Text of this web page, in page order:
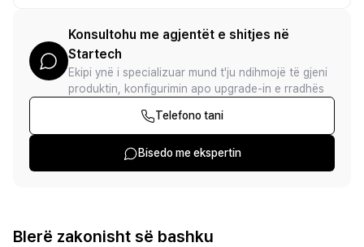
Konsultohu me agjentët e shitjes në
Startech
Ekipi ynë i specializuar mund t'ju ndihmojë të gjeni
produktin, konfigurimin apo upgrade-in e rradhës
Telefono tani
Bisedo me ekspertin
Blerë zakonisht së bashku